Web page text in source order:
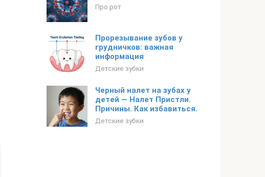
Про рот
Прорезывание зубов у
грудничков: важная
информация
Детские зубки
Черный налет на зубах у
детей — Налет Пристли.
Причины. Как избавиться.
Детские зубки